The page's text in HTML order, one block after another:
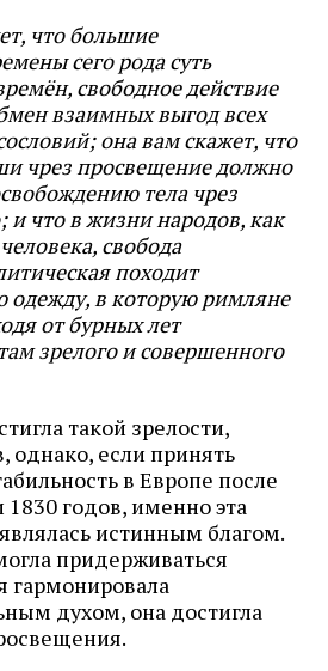
что большие
сего рода суть
свободное действие
взаимных выгод всех
она вам скажет, что
чрез просвещение должно
тела чрез
и что в жизни народов, как
свобода
походит
одежду, в которую римляне
от бурных лет
зрелого и совершенного
такой зрелости,
однако, если принять
в Европе после
годов, именно эта
истинным благом.
придерживаться
гармонировала
духом, она достигла